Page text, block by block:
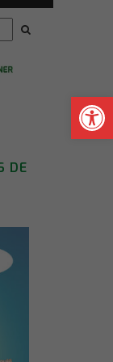
Ouvrir
DE